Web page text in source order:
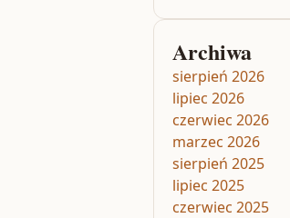
Archiwa
sierpień 2026
lipiec 2026
czerwiec 2026
marzec 2026
sierpień 2025
lipiec 2025
czerwiec 2025